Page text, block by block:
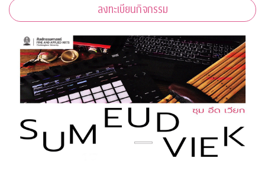
ลงทะเบียนกิจกรรม